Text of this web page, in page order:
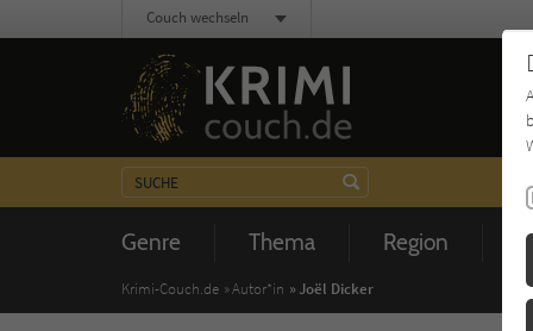
Genre Thema Region
Couch wechseln
Krimi-Couch.de Autor*in Joël Dicker